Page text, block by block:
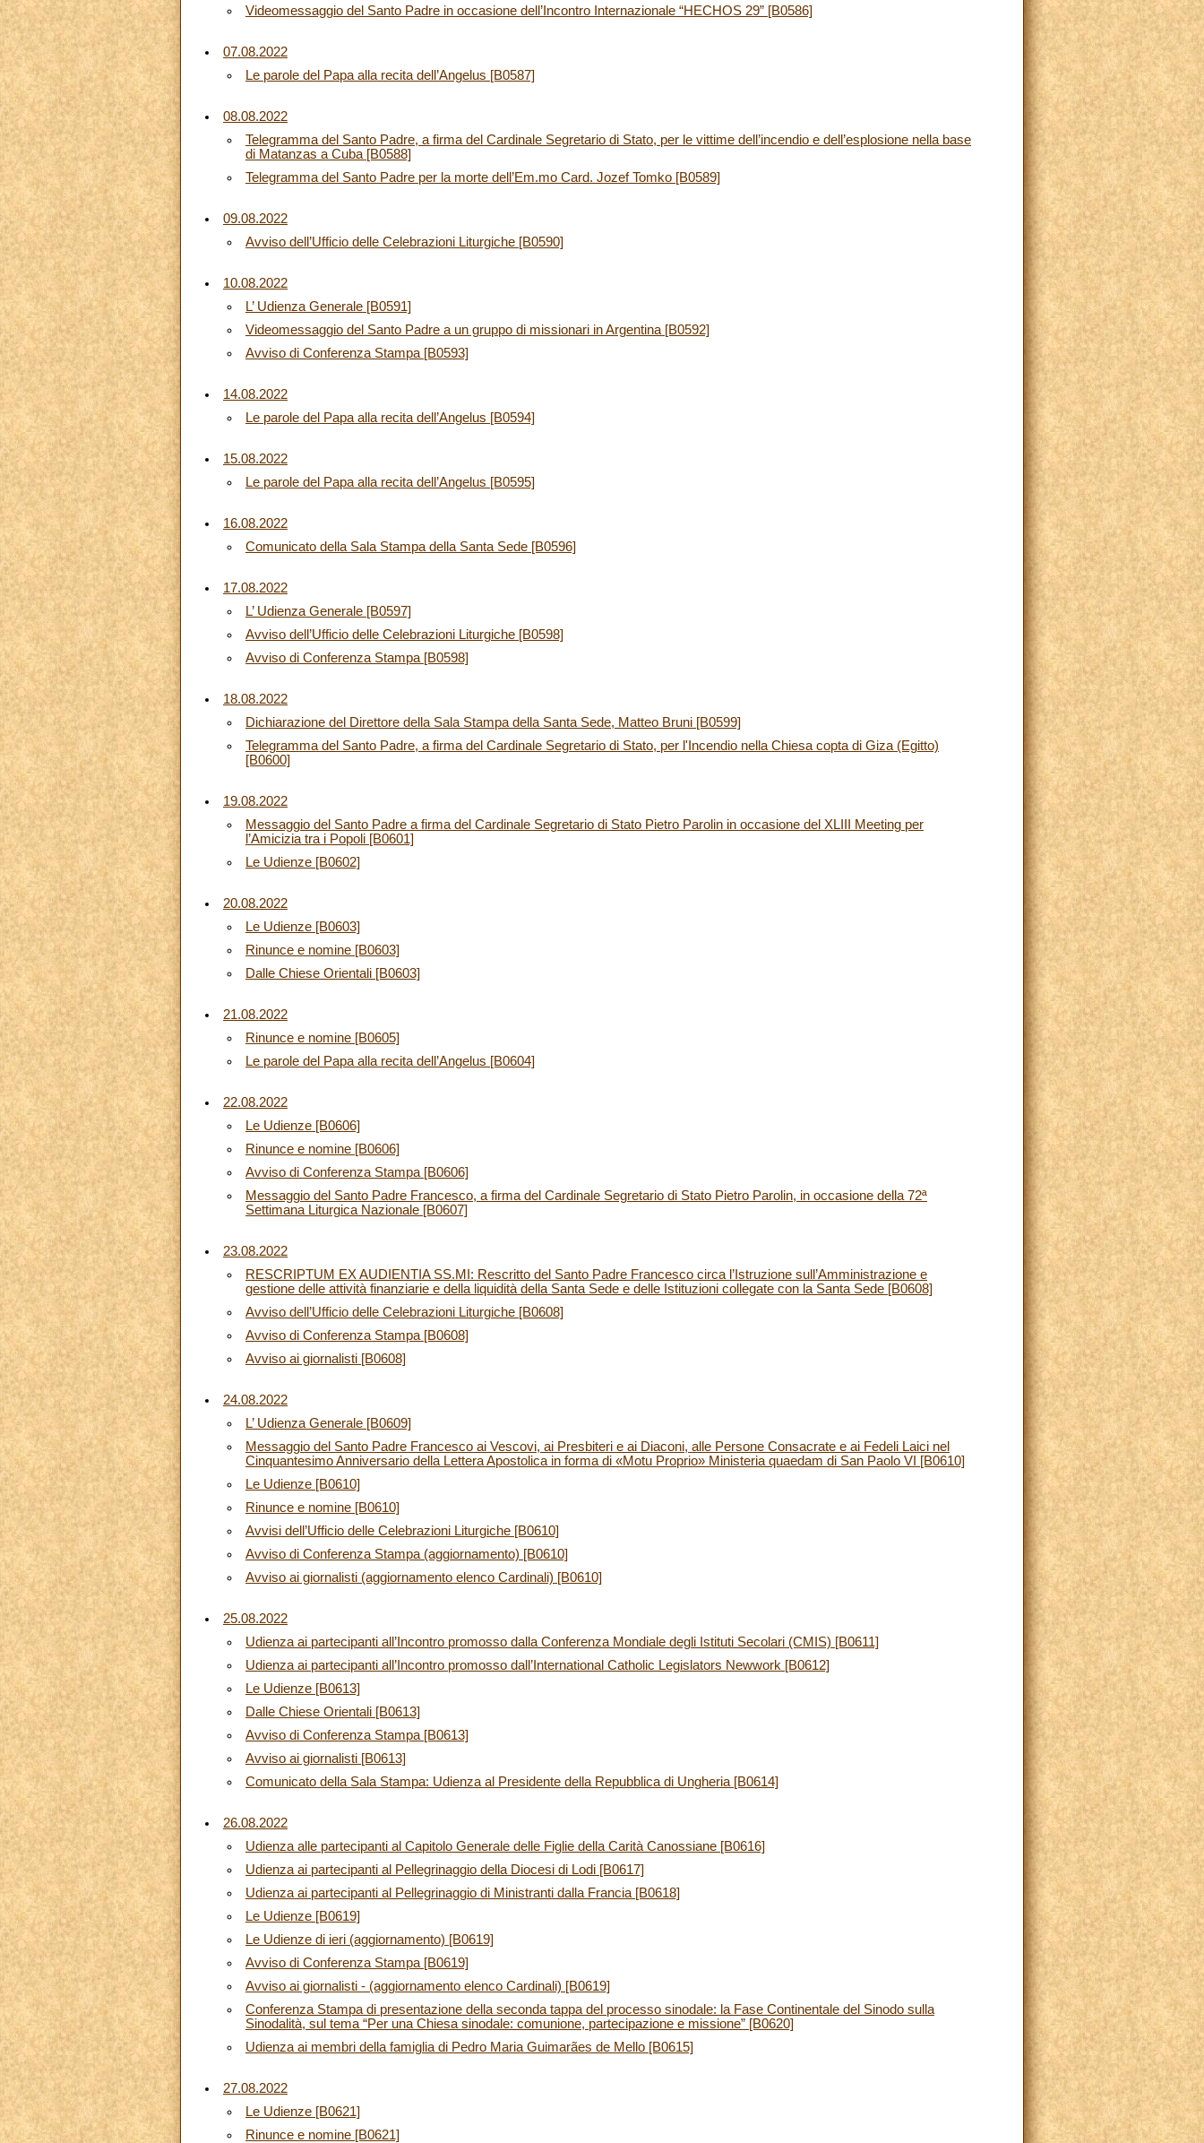
Videomessaggio del Santo Padre in occasione dell’Incontro Internazionale “HECHOS 29” [B0586]
07.08.2022
Le parole del Papa alla recita dell’Angelus [B0587]
08.08.2022
Telegramma del Santo Padre, a firma del Cardinale Segretario di Stato, per le vittime dell’incendio e dell’esplosione nella base
di Matanzas a Cuba [B0588]
Telegramma del Santo Padre per la morte dell’Em.mo Card. Jozef Tomko [B0589]
09.08.2022
Avviso dell’Ufficio delle Celebrazioni Liturgiche [B0590]
10.08.2022
L’ Udienza Generale [B0591]
Videomessaggio del Santo Padre a un gruppo di missionari in Argentina [B0592]
Avviso di Conferenza Stampa [B0593]
14.08.2022
Le parole del Papa alla recita dell’Angelus [B0594]
15.08.2022
Le parole del Papa alla recita dell’Angelus [B0595]
16.08.2022
Comunicato della Sala Stampa della Santa Sede [B0596]
17.08.2022
L’ Udienza Generale [B0597]
Avviso dell’Ufficio delle Celebrazioni Liturgiche [B0598]
Avviso di Conferenza Stampa [B0598]
18.08.2022
Dichiarazione del Direttore della Sala Stampa della Santa Sede, Matteo Bruni [B0599]
Telegramma del Santo Padre, a firma del Cardinale Segretario di Stato, per l'Incendio nella Chiesa copta di Giza (Egitto)
[B0600]
19.08.2022
Messaggio del Santo Padre a firma del Cardinale Segretario di Stato Pietro Parolin in occasione del XLIII Meeting per
l’Amicizia tra i Popoli [B0601]
Le Udienze [B0602]
20.08.2022
Le Udienze [B0603]
Rinunce e nomine [B0603]
Dalle Chiese Orientali [B0603]
21.08.2022
Rinunce e nomine [B0605]
Le parole del Papa alla recita dell’Angelus [B0604]
22.08.2022
Le Udienze [B0606]
Rinunce e nomine [B0606]
Avviso di Conferenza Stampa [B0606]
Messaggio del Santo Padre Francesco, a firma del Cardinale Segretario di Stato Pietro Parolin, in occasione della 72ª
Settimana Liturgica Nazionale [B0607]
23.08.2022
RESCRIPTUM EX AUDIENTIA SS.MI: Rescritto del Santo Padre Francesco circa l’Istruzione sull’Amministrazione e
gestione delle attività finanziarie e della liquidità della Santa Sede e delle Istituzioni collegate con la Santa Sede [B0608]
Avviso dell’Ufficio delle Celebrazioni Liturgiche [B0608]
Avviso di Conferenza Stampa [B0608]
Avviso ai giornalisti [B0608]
24.08.2022
L’ Udienza Generale [B0609]
Messaggio del Santo Padre Francesco ai Vescovi, ai Presbiteri e ai Diaconi, alle Persone Consacrate e ai Fedeli Laici nel
Cinquantesimo Anniversario della Lettera Apostolica in forma di «Motu Proprio» Ministeria quaedam di San Paolo VI [B0610]
Le Udienze [B0610]
Rinunce e nomine [B0610]
Avvisi dell’Ufficio delle Celebrazioni Liturgiche [B0610]
Avviso di Conferenza Stampa (aggiornamento) [B0610]
Avviso ai giornalisti (aggiornamento elenco Cardinali) [B0610]
25.08.2022
Udienza ai partecipanti all’Incontro promosso dalla Conferenza Mondiale degli Istituti Secolari (CMIS) [B0611]
Udienza ai partecipanti all’Incontro promosso dall’International Catholic Legislators Newwork [B0612]
Le Udienze [B0613]
Dalle Chiese Orientali [B0613]
Avviso di Conferenza Stampa [B0613]
Avviso ai giornalisti [B0613]
Comunicato della Sala Stampa: Udienza al Presidente della Repubblica di Ungheria [B0614]
26.08.2022
Udienza alle partecipanti al Capitolo Generale delle Figlie della Carità Canossiane [B0616]
Udienza ai partecipanti al Pellegrinaggio della Diocesi di Lodi [B0617]
Udienza ai partecipanti al Pellegrinaggio di Ministranti dalla Francia [B0618]
Le Udienze [B0619]
Le Udienze di ieri (aggiornamento) [B0619]
Avviso di Conferenza Stampa [B0619]
Avviso ai giornalisti - (aggiornamento elenco Cardinali) [B0619]
Conferenza Stampa di presentazione della seconda tappa del processo sinodale: la Fase Continentale del Sinodo sulla
Sinodalità, sul tema “Per una Chiesa sinodale: comunione, partecipazione e missione” [B0620]
Udienza ai membri della famiglia di Pedro Maria Guimarães de Mello [B0615]
27.08.2022
Le Udienze [B0621]
Rinunce e nomine [B0621]